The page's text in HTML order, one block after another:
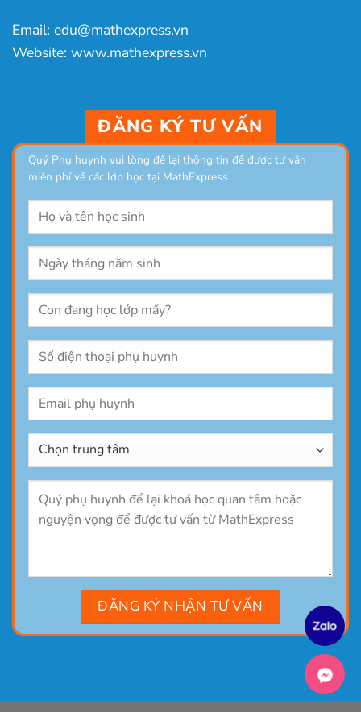
Email: edu@mathexpress.vn
Website: www.mathexpress.vn
ĐĂNG KÝ TƯ VẤN
Quý Phụ huynh vui lòng để lại thông tin để được tư vẫn
miễn phí về các lớp học tại MathExpress